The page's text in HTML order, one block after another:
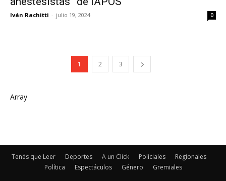
Iván Rachitti - julio 19, 2024 0
1 2 3
Array
Tenés que Leer Deportes A un Click Policiales
Regionales
Política
Espectáculos Género Gremiales